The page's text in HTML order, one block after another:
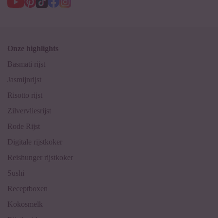
Onze highlights
Basmati rijst
Jasmijnrijst
Risotto rijst
Zilvervliesrijst
Rode Rijst
Digitale rijstkoker
Reishunger rijstkoker
Sushi
Receptboxen
Kokosmelk